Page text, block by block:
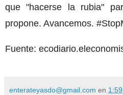
que "hacerse la rubia"
propone. Avancemos.
Fuente:
enterateyasdo@gmail.com en